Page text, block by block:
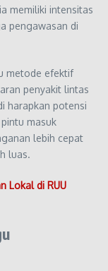
memiliki intensitas
pengawasan di
metode efektif
penyakit lintas
harapkan potensi
masuk
lebih cepat
luas.
Lokal di RUU